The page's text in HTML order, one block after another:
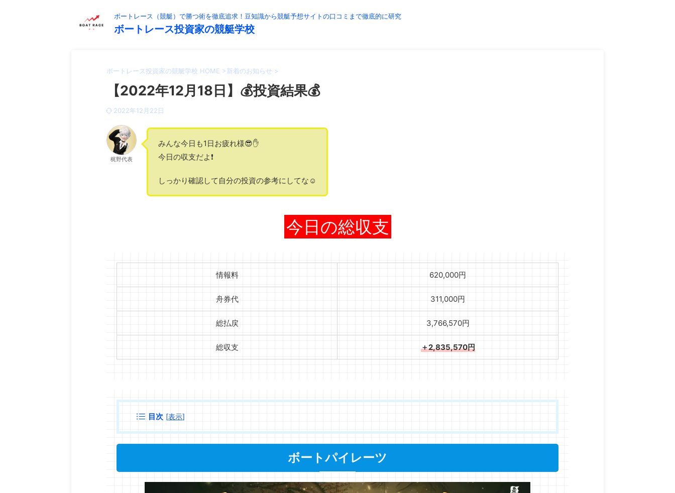
ボートレース（競艇）で勝つ術を徹底追求！豆知識から競艇予想サイトの口コミまで徹底的に研究
ボートレース投資家の競艇学校
ボートレース投資家の競艇学校 HOME >新着のお知らせ >
【2022年12月18日】💰投資結果💰
2022年12月22日
梶野代表
みんな今日も1日お疲れ様😎✋
今日の収支だよ❗️
しっかり確認して自分の投資の参考にしてな☺️
今日の総収支
情報料 620,000円
舟券代 311,000円
総払戻 3,766,570円
総収支 ＋2,835,570円
目次 [表示]
ボートパイレーツ